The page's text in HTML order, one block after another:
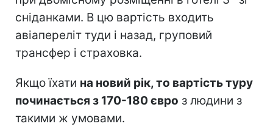
сніданками. В цю вартість входить
авіапереліт туди і назад, груповий
трансфер і страховка.
Якщо їхати на новий рік, то вартість туру
починається з 170-180 євро з людини з
такими ж умовами.